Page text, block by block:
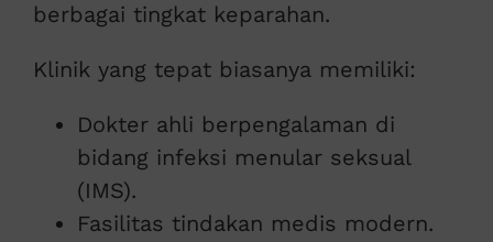
berbagai tingkat keparahan.
Klinik yang tepat biasanya memiliki:
Dokter ahli berpengalaman di
bidang infeksi menular seksual
(IMS).
Fasilitas tindakan medis modern.